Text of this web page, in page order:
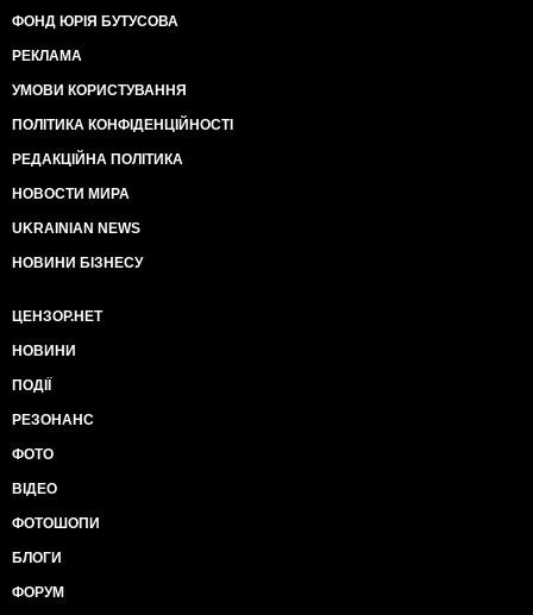
ФОНД ЮРІЯ БУТУСОВА
РЕКЛАМА
УМОВИ КОРИСТУВАННЯ
ПОЛІТИКА КОНФІДЕНЦІЙНОСТІ
РЕДАКЦІЙНА ПОЛІТИКА
НОВОСТИ МИРА
UKRAINIAN NEWS
НОВИНИ БІЗНЕСУ
ЦЕНЗОР.НЕТ
НОВИНИ
ПОДІЇ
РЕЗОНАНС
ФОТО
ВІДЕО
ФОТОШОПИ
БЛОГИ
ФОРУМ